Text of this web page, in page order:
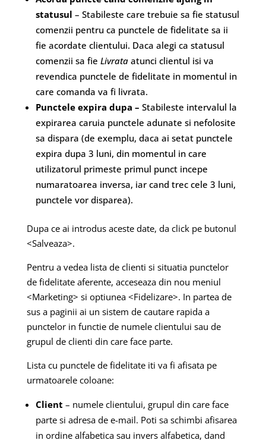
statusul – Stabileste care trebuie sa fie statusul
comenzii pentru ca punctele de fidelitate sa ii
fie acordate clientului. Daca alegi ca statusul
comenzii sa fie Livrata atunci clientul isi va
revendica punctele de fidelitate in momentul in
care comanda va fi livrata.
Punctele expira dupa – Stabileste intervalul la
expirarea caruia punctele adunate si nefolosite
sa dispara (de exemplu, daca ai setat punctele
expira dupa 3 luni, din momentul in care
utilizatorul primeste primul punct incepe
numaratoarea inversa, iar cand trec cele 3 luni,
punctele vor disparea).
Dupa ce ai introdus aceste date, da click pe butonul
<Salveaza>.
Pentru a vedea lista de clienti si situatia punctelor
de fidelitate aferente, acceseaza din nou meniul
<Marketing> si optiunea <Fidelizare>. In partea de
sus a paginii ai un sistem de cautare rapida a
punctelor in functie de numele clientului sau de
grupul de clienti din care face parte.
Lista cu punctele de fidelitate iti va fi afisata pe
urmatoarele coloane:
Client – numele clientului, grupul din care face
parte si adresa de e-mail. Poti sa schimbi afisarea
in ordine alfabetica sau invers alfabetica, dand